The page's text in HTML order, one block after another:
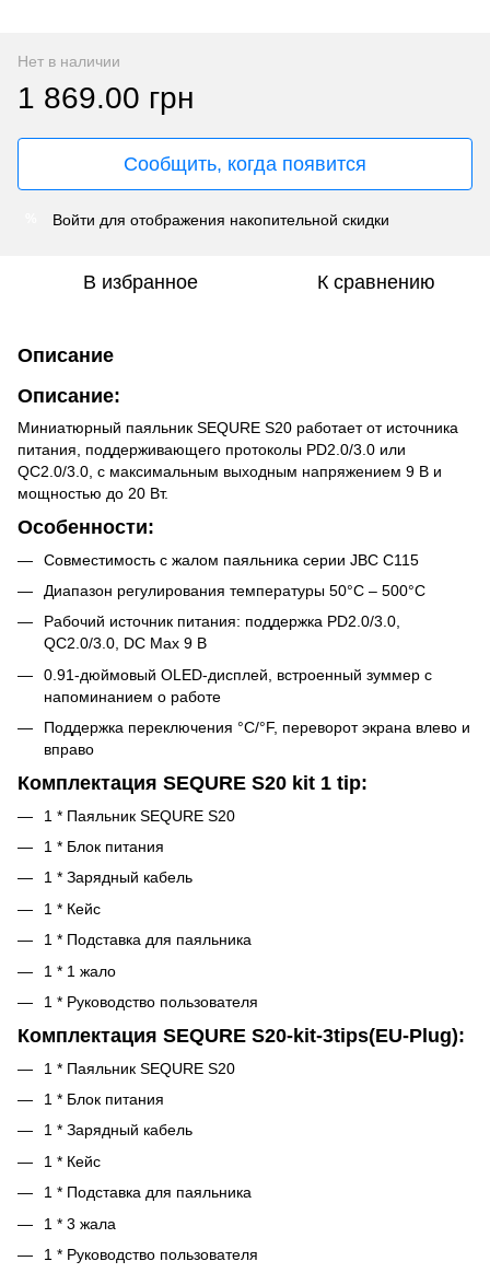
Нет в наличии
1 869.00 грн
Сообщить, когда появится
Войти для отображения накопительной скидки
В избранное К сравнению
Описание
Описание:
Миниатюрный паяльник SEQURE S20 работает от источника
питания, поддерживающего протоколы PD2.0/3.0 или
QC2.0/3.0, с максимальным выходным напряжением 9 В и
мощностью до 20 Вт.
Особенности:
Совместимость с жалом паяльника серии JBC C115
Диапазон регулирования температуры 50°С – 500°С
Рабочий источник питания: поддержка PD2.0/3.0,
QC2.0/3.0, DC Max 9 В
0.91-дюймовый OLED-дисплей, встроенный зуммер с
напоминанием о работе
Поддержка переключения °С/°F, переворот экрана влево и
вправо
Комплектация SEQURE S20 kit 1 tip:
1 * Паяльник SEQURE S20
1 * Блок питания
1 * Зарядный кабель
1 * Кейс
1 * Подставка для паяльника
1 * 1 жало
1 * Руководство пользователя
Комплектация SEQURE S20-kit-3tips(EU-Plug):
1 * Паяльник SEQURE S20
1 * Блок питания
1 * Зарядный кабель
1 * Кейс
1 * Подставка для паяльника
1 * 3 жала
1 * Руководство пользователя